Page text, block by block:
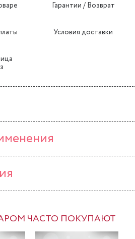
Гарантии / Возврат
Условия доставки
ЧАСТО ПОКУПАЮТ